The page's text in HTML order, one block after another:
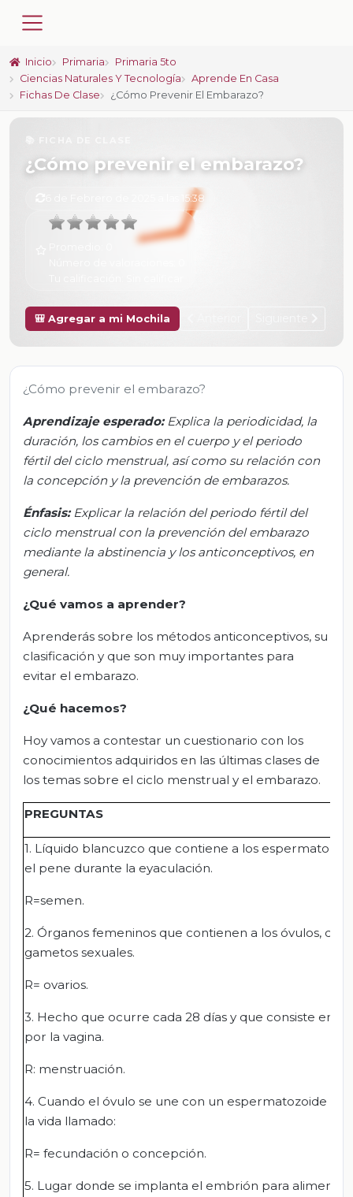
Inicio Primaria
Primaria 5to
Ciencias Naturales Y Tecnología
Aprende En Casa
Fichas De Clase
¿Cómo Prevenir El Embarazo?
¿Cómo prevenir el embarazo?
6 de Febrero de 2025 a las 15:38
🎒 Agregar a mi Mochila
¿Cómo prevenir el embarazo?
Aprendizaje esperado:Explica la periodicidad, la
duración, los cambios en el cuerpo y el periodo
fértil del ciclo menstrual, así como su relación con
la concepción y la prevención de embarazos.
Énfasis:Explicar la relación del periodo fértil del
ciclo menstrual con la prevención del embarazo
mediante la abstinencia y los anticonceptivos, en
general.
¿Qué vamos a aprender?
Aprenderás sobre los métodos anticonceptivos, su
clasificación y que son muy importantes para
evitar el embarazo.
¿Qué hacemos?
Hoy vamos a contestar un cuestionario con los
conocimientos adquiridos en las últimas clases de
los temas sobre el ciclo menstrual y el embarazo.
PREGUNTAS
1. Líquido blancuzco que contiene a los
el pene durante la eyaculación.
R=semen.
2. Órganos femeninos que contienen a los óvulos, que
gametos sexuales.
R= ovarios.
3. Hecho que ocurre cada 28 días y que consiste en el
por la vagina.
R: menstruación.
4. Cuando el óvulo se une con un espermatozoide se
la vida llamado:
R= fecundación o concepción.
5. Lugar donde se implanta el embrión para